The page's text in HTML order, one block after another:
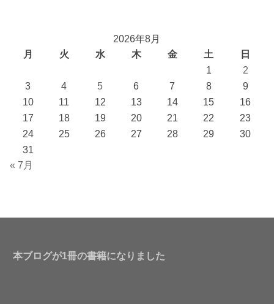
2026年8月
月
火 水 木 金 土
日
1
2
3
4 5 6 7 8
9
10
11 12 13 14 15
16
17
18 19 20 21 22
23
24
25 26 27 28 29
30
31
« 7月
本ブログが1冊の書籍になりました